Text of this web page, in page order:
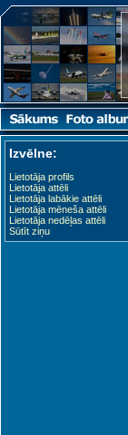
Izvēlne:
Lietotāja profils
Lietotāja attēli
Lietotāja labākie attēli
Lietotāja mēneša attēli
Lietotāja nedēļas attēli
Sūtīt ziņu